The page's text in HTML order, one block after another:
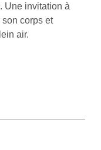
Une invitation à
corps et
air.